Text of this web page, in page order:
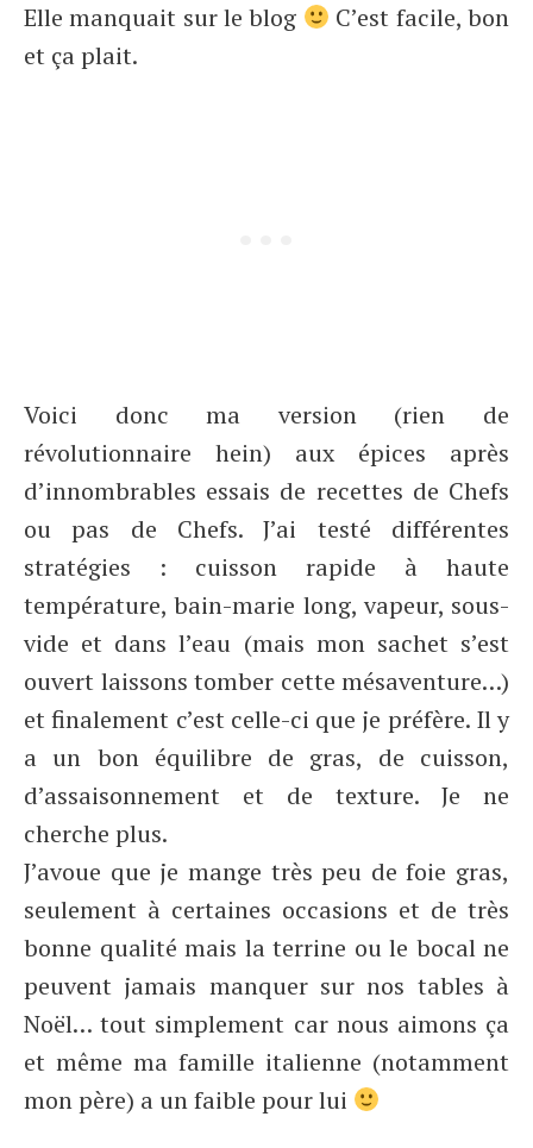
Elle manquait sur le blog
C’est facile, bon
et ça plait.
Voici donc ma version (rien de
révolutionnaire hein) aux épices après
d’innombrables essais de recettes de Chefs
ou pas de Chefs. J’ai testé différentes
stratégies : cuisson rapide à haute
température, bain-marie long, vapeur, sous-
vide et dans l’eau (mais mon sachet s’est
ouvert laissons tomber cette mésaventure…)
et finalement c’est celle-ci que je préfère. Il y
a un bon équilibre de gras, de cuisson,
d’assaisonnement et de texture. Je ne
cherche plus.
J’avoue que je mange très peu de foie gras,
seulement à certaines occasions et de très
bonne qualité mais la terrine ou le bocal ne
peuvent jamais manquer sur nos tables à
Noël… tout simplement car nous aimons ça
et même ma famille italienne (notamment
mon père) a un faible pour lui